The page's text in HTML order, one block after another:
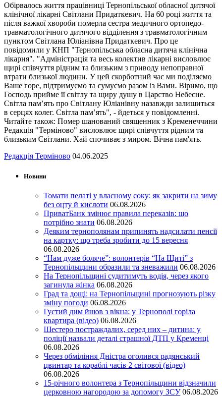
Обірвалось життя працівниці Тернопільської обласної дитячої
клінічної лікарні Світлани Придаткевич. На 60 році життя та
після важкої хвороби померла сестра медичного ортопедо-
травматологічного дитячого відділення з травматологічним
пунктом Світлана Юліанівна Придаткевич. Про це
повідомили у КНП "Тернопільська обласна дитяча клінічна
лікарня". "Адміністрація та весь колектив лікарні висловлює
щирі співчуття рідним та близьким з приводу непоправної
втрати близької людини. У цей скорботний час ми поділяємо
Ваше горе, підтримуємо та сумуємо разом із Вами. Віримо, що
Господь прийме її світлу та щиру душу в Царство Небесне.
Світла пам’ять про Світлану Юліанівну назавжди залишиться
в серцях колег. Світла пам’ять", - йдеться у повідомленні.
Читайте також: Помер шанований священник з Кременеччини
Редакція "Терміново" висловлює щирі співчуття рідним та
близьким Світлани. Хай спочиває з миром. Вічна пам'ять.
Редакція Терміново 04.06.2025
Новини
Томати пелаті у власному соку: як закрити на зиму
без оцту й кислоти 06.08.2026
ПриватБанк змінює правила переказів: що
потрібно знати 06.08.2026
Деяким тернополянам припинять надсилати пенсії
на картку: що треба зробити до 15 вересня
06.08.2026
“Нам дуже боляче”: волонтерів “На Щиті” з
Тернопільщини образили та зневажили 06.08.2026
На Тернопільщині судитимуть водія, через якого
загинула жінка 06.08.2026
Град та дощі: на Тернопільщині прогнозують різку
зміну погоди 06.08.2026
Густий дим йшов з вікна: у Тернополі горіла
квартира (відео) 06.08.2026
Шестеро постраждалих, серед них – дитина: у
поліції назвали деталі страшної ДТП у Кременці
06.08.2026
Через обміління Дністра оголився радянський
цвинтар та кораблі часів 2 світової (відео)
06.08.2026
15-річного волонтера з Тернопільщини відзначили
церковною нагородою за допомогу ЗСУ 06.08.2026